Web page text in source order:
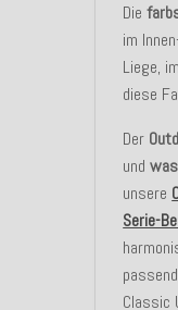
Die
im
Liege,
diese
Der
und
unsere
Serie-
Classic